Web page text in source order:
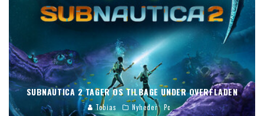
SUBNAUTICA 2 TAGER OS TILBAGE UNDER OVERFLADEN
Tobias Nyheder Pc